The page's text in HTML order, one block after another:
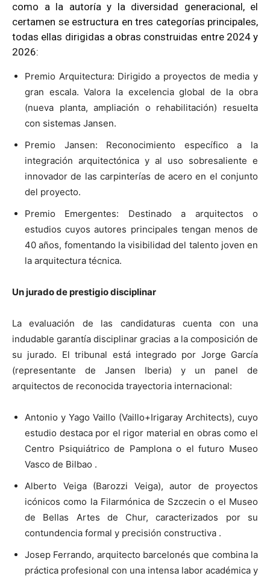
como a la autoría y la diversidad generacional, el
certamen se estructura en tres categorías principales,
todas ellas dirigidas a obras construidas entre 2024 y
2026:
Premio Arquitectura: Dirigido a proyectos de media y
gran escala. Valora la excelencia global de la obra
(nueva planta, ampliación o rehabilitación) resuelta
con sistemas Jansen.
Premio Jansen: Reconocimiento específico a la
integración arquitectónica y al uso sobresaliente e
innovador de las carpinterías de acero en el conjunto
del proyecto.
Premio Emergentes: Destinado a arquitectos o
estudios cuyos autores principales tengan menos de
40 años, fomentando la visibilidad del talento joven en
la arquitectura técnica.
Un jurado de prestigio disciplinar
La evaluación de las candidaturas cuenta con una
indudable garantía disciplinar gracias a la composición de
su jurado. El tribunal está integrado por Jorge García
(representante de Jansen Iberia) y un panel de
arquitectos de reconocida trayectoria internacional:
Antonio y Yago Vaillo (Vaillo+Irigaray Architects), cuyo
estudio destaca por el rigor material en obras como el
Centro Psiquiátrico de Pamplona o el futuro Museo
Vasco de Bilbao .
Alberto Veiga (Barozzi Veiga), autor de proyectos
icónicos como la Filarmónica de Szczecin o el Museo
de Bellas Artes de Chur, caracterizados por su
contundencia formal y precisión constructiva .
Josep Ferrando, arquitecto barcelonés que combina la
práctica profesional con una intensa labor académica y